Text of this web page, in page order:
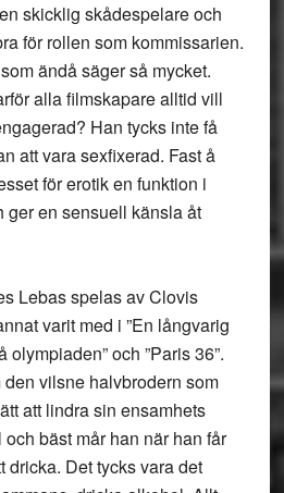
skicklig skådespelare och
för rollen som kommissarien.
ändå säger så mycket.
alla filmskapare alltid vill
Han tycks inte få
att vara sexfixerad. Fast å
för erotik en funktion i
ger en sensuell känsla åt
Lebas spelas av Clovis
varit med i ”En långvarig
olympiaden” och ”Paris 36”.
vilsne halvbrodern som
att lindra sin ensamhets
bäst mår han när han får
dricka. Det tycks vara det